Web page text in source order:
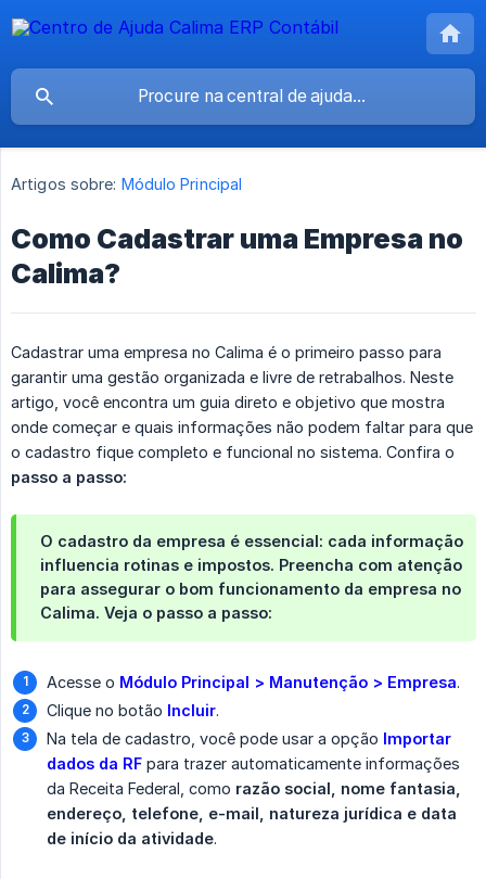
Artigos sobre: Módulo Principal
Como Cadastrar uma Empresa no
Calima?
Cadastrar uma empresa no Calima é o primeiro passo para
garantir uma gestão organizada e livre de retrabalhos. Neste
artigo, você encontra um guia direto e objetivo que mostra
onde começar e quais informações não podem faltar para que
o cadastro fique completo e funcional no sistema. Confira o
passo a passo:
O cadastro da empresa é essencial: cada informação
influencia rotinas e impostos. Preencha com atenção
para assegurar o bom funcionamento da empresa no
Calima. Veja o passo a passo:
Acesse o Módulo Principal > Manutenção > Empresa.
Clique no botão Incluir.
Na tela de cadastro, você pode usar a opção Importar
dados da RF para trazer automaticamente informações
da Receita Federal, como razão social, nome fantasia,
endereço, telefone, e-mail, natureza jurídica e data
de início da atividade.